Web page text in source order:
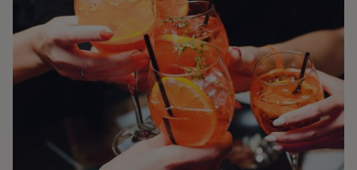
Gin
Kaffe
Likör